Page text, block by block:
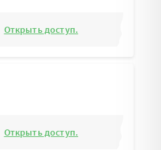
Открыть доступ.
Открыть доступ.